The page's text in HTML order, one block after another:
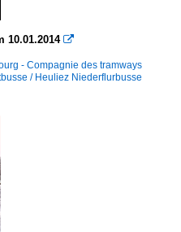
10.01.2014 
- Compagnie des tramways
/ Heuliez Niederflurbusse